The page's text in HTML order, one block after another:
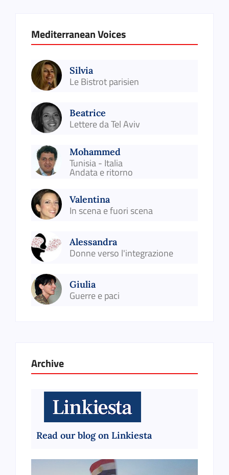
Mediterranean Voices
Silvia
Le Bistrot parisien
Beatrice
Lettere da Tel Aviv
Mohammed
Tunisia - Italia
Andata e ritorno
Valentina
In scena e fuori scena
Alessandra
Donne verso l'integrazione
Giulia
Guerre e paci
Archive
Read our blog on Linkiesta